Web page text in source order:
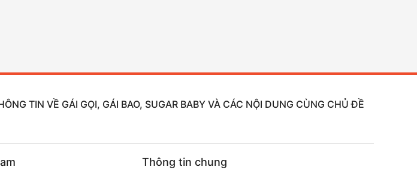
TIN VỀ GÁI GỌI, GÁI BAO, SUGAR BABY VÀ CÁC NỘI DUNG CÙNG CHỦ ĐỀ
Thông tin chung